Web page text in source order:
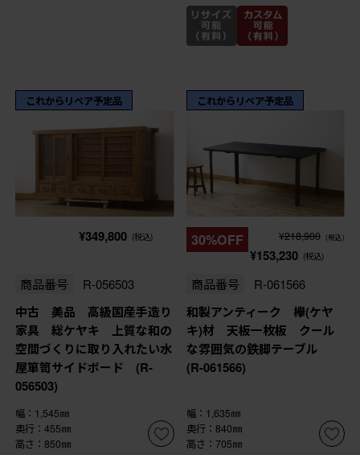
これからリペア予定品
¥349,800 (税込)
商品番号 R-056503
中古 美品 高級国産手造り
家具 総ケヤキ 上質な和の
空間づくりに取り入れたい水
屋箪笥サイドボード (R-
056503)
幅：1,545㎜
奥行：455㎜
高さ：850㎜
これからリペア予定品
30%OFF ¥218,900 (税込)
¥153,230 (税込)
商品番号 R-061566
和製アンティーク 欅(ケヤ
キ)材 天板一枚板 クール
な雰囲気の鉄脚テーブル
(R-061566)
幅：1,635㎜
奥行：840㎜
高さ：705㎜